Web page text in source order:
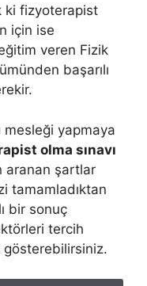
ki fizyoterapist
için ise
veren Fizik
başarılı
yapmaya
olma sınavı
aranan şartlar
tamamladıktan
bir sonuç
tercih